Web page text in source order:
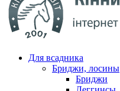
Для всадника
Бриджи, лосины
Бриджи